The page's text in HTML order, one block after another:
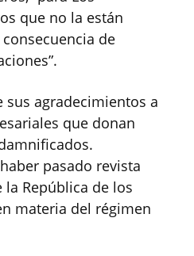
que no la están
de
sus agradecimientos a
que donan
pasado revista
la República de los
materia del régimen